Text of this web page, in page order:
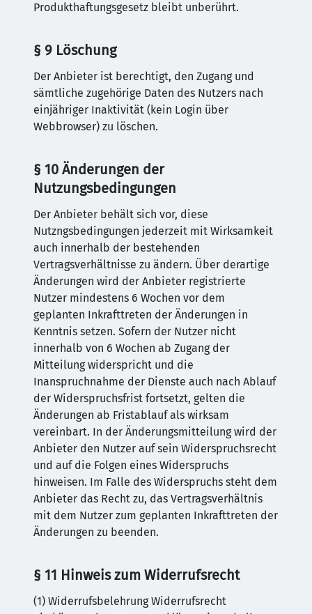
Produkthaftungsgesetz bleibt unberührt.
§ 9 Löschung
Der Anbieter ist berechtigt, den Zugang und
sämtliche zugehörige Daten des Nutzers nach
einjähriger Inaktivität (kein Login über
Webbrowser) zu löschen.
§ 10 Änderungen der
Nutzungsbedingungen
Der Anbieter behält sich vor, diese
Nutzngsbedingungen jederzeit mit Wirksamkeit
auch innerhalb der bestehenden
Vertragsverhältnisse zu ändern. Über derartige
Änderungen wird der Anbieter registrierte
Nutzer mindestens 6 Wochen vor dem
geplanten Inkrafttreten der Änderungen in
Kenntnis setzen. Sofern der Nutzer nicht
innerhalb von 6 Wochen ab Zugang der
Mitteilung widerspricht und die
Inanspruchnahme der Dienste auch nach Ablauf
der Widerspruchsfrist fortsetzt, gelten die
Änderungen ab Fristablauf als wirksam
vereinbart. In der Änderungsmitteilung wird der
Anbieter den Nutzer auf sein Widerspruchsrecht
und auf die Folgen eines Widerspruchs
hinweisen. Im Falle des Widerspruchs steht dem
Anbieter das Recht zu, das Vertragsverhältnis
mit dem Nutzer zum geplanten Inkrafttreten der
Änderungen zu beenden.
§ 11 Hinweis zum Widerrufsrecht
(1) Widerrufsbelehrung Widerrufsrecht